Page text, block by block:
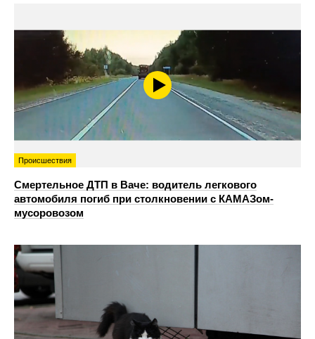
Происшествия
Смертельное ДТП в Ваче: водитель легкового
автомобиля погиб при столкновении с КАМАЗом-
мусоровозом